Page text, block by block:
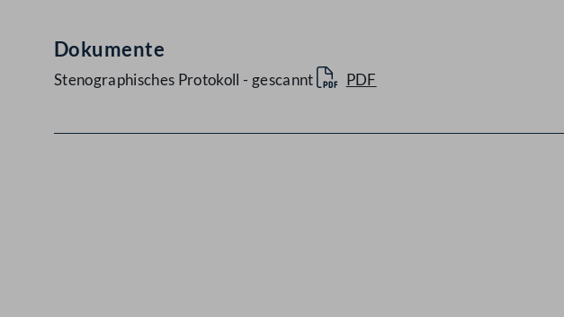
Dokumente
Stenographisches Protokoll - gescannt PDF